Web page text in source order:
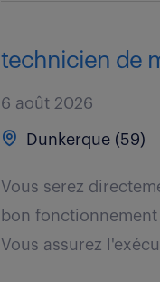
technicien de
6 août 2026
Dunkerque (59)
Vous serez
bon
Vous assurez